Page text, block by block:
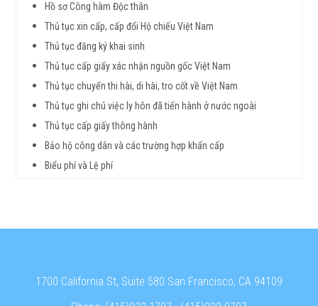
Hồ sơ Công hàm Độc thân
Thủ tục xin cấp, cấp đổi Hộ chiếu Việt Nam
Thủ tục đăng ký khai sinh
Thủ tục cấp giấy xác nhận nguồn gốc Việt Nam
Thủ tục chuyển thi hài, di hài, tro cốt về Việt Nam
Thủ tục ghi chú việc ly hôn đã tiến hành ở nước ngoài
Thủ tục cấp giấy thông hành
Bảo hộ công dân và các trường hợp khẩn cấp
Biểu phí và Lệ phí
1700 California St, Suite 580 San Francisco, CA 94109